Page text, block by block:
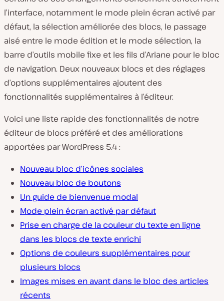
l’interface, notamment le mode plein écran activé par
défaut, la sélection améliorée des blocs, le passage
aisé entre le mode édition et le mode sélection, la
barre d’outils mobile fixe et les fils d’Ariane pour le bloc
de navigation. Deux nouveaux blocs et des réglages
d’options supplémentaires ajoutent des
fonctionnalités supplémentaires à l’éditeur.
Voici une liste rapide des fonctionnalités de notre
éditeur de blocs préféré et des améliorations
apportées par WordPress 5.4 :
Nouveau bloc d’icônes sociales
Nouveau bloc de boutons
Un guide de bienvenue modal
Mode plein écran activé par défaut
Prise en charge de la couleur du texte en ligne
dans les blocs de texte enrichi
Options de couleurs supplémentaires pour
plusieurs blocs
Images mises en avant dans le bloc des articles
récents